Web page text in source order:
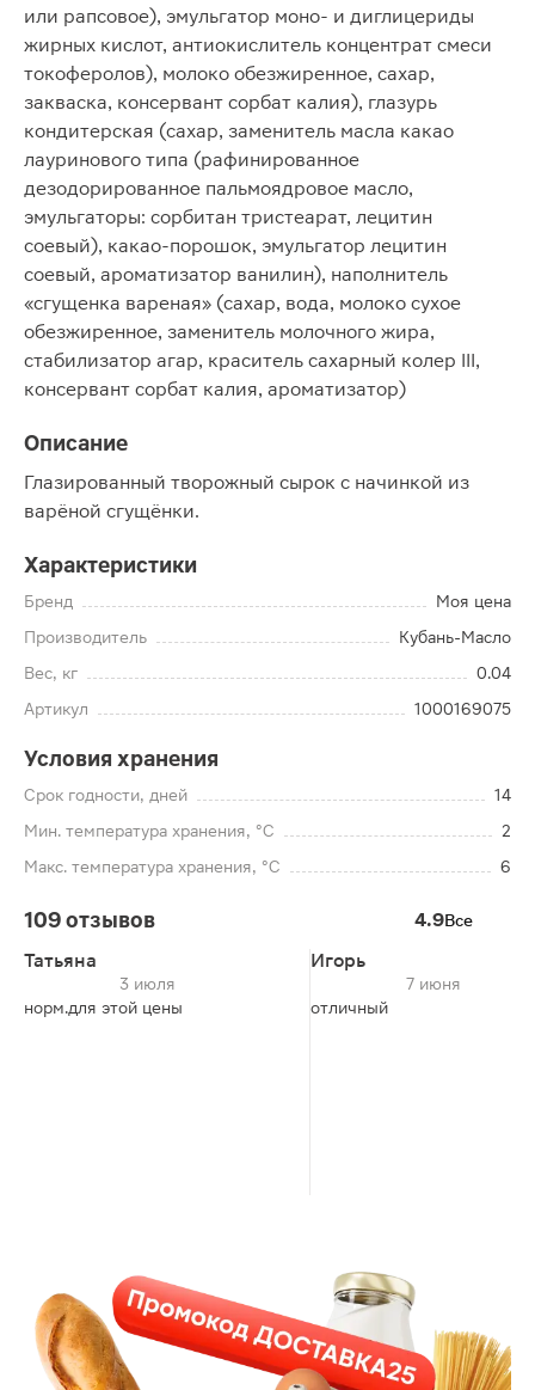
или рапсовое), эмульгатор моно- и диглицериды
жирных кислот, антиокислитель концентрат смеси
токоферолов), молоко обезжиренное, сахар,
закваска, консервант сорбат калия), глазурь
кондитерская (сахар, заменитель масла какао
лауринового типа (рафинированное
дезодорированное пальмоядровое масло,
эмульгаторы: сорбитан тристеарат, лецитин
соевый), какао-порошок, эмульгатор лецитин
соевый, ароматизатор ванилин), наполнитель
«сгущенка вареная» (сахар, вода, молоко сухое
обезжиренное, заменитель молочного жира,
стабилизатор агар, краситель сахарный колер III,
консервант сорбат калия, ароматизатор)
Описание
Глазированный творожный сырок с начинкой из
варёной сгущёнки.
Характеристики
Бренд
Моя цена
Производитель
Кубань-Масло
Вес, кг
0.04
Артикул
1000169075
Условия хранения
Срок годности, дней
14
Мин. температура хранения, °C
2
Макс. температура хранения, °C
6
109 отзывов 4.9Все
Татьяна
3 июля
норм.для этой цены
Игорь
7 июня
отличный